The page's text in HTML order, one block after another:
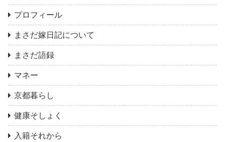
プロフィール
まさだ嫁日記について
まさだ語録
マネー
京都暮らし
健康そしょく
入籍それから